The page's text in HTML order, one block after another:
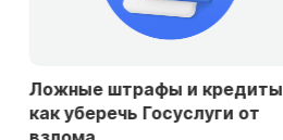
Ложные штрафы и кредиты:
как уберечь Госуслуги от